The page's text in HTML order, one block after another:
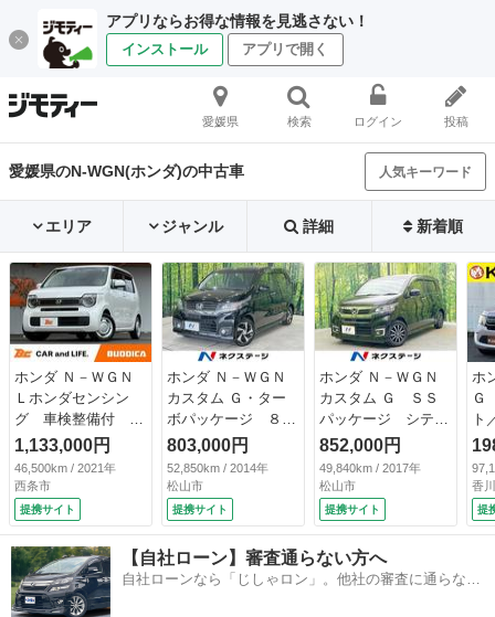
アプリならお得な情報を見逃さない！
インストール アプリで開く
愛媛県 検索 ログイン 投稿
愛媛県のN-WGN(ホンダ)の中古車 人気キーワード
エリア ジャンル 詳細 新着順
ホンダ Ｎ－ＷＧＮ
Ｌホンダセンシン
グ 車検整備付 禁
煙車 ナビ ＢＴ
ＬＥＤ Ａライト
Ｂカメラ フルセ
グ ＤＶＤ ＥＴ
Ｃ ３６０°ドラレ
コ ステリモ 電動
パーキング シート
ヒーター ＡＡＣ
Ｐスタート ヘッド
1,133,000円
46,500km / 2021年
西条市
提携サイト
ホンダ Ｎ－ＷＧＮ
カスタム Ｇ・ター
ボパッケージ ８型
ナビ 衝突軽減装
置 ドラレコ スマ
ートキー ＨＩＤヘ
ッド ＥＴＣ クル
コン 純正１５イン
チアルミ パドルシ
フト オートハイビ
ーム オートライ
803,000円
52,850km / 2014年
松山市
提携サイト
ホンダ Ｎ－ＷＧＮ
カスタム Ｇ ＳＳ
パッケージ シティ
ブレーキアクティブ
システム 禁煙車
７インチナビ スマ
ートキー ＨＩＤヘ
ッド ビルトインＥ
ＴＣ クルコン 純
正１４インチアル
ミ オートライト
852,000円
49,840km / 2017年
松山市
提携サイト
ホ
Ｇ
ト
ヘ
イ
／
ム
Ｅ
香
提
【自社ローン】審査通らない方へ
自社ローンなら「じしゃロン」。他社の審査に通らなか